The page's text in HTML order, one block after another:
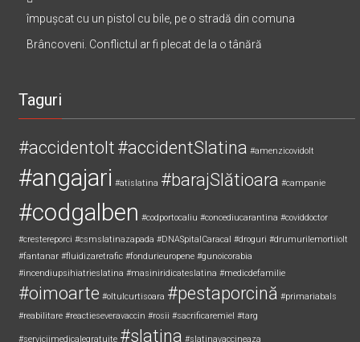
împușcat cu un pistol cu bile, pe o stradă din comuna
Brâncoveni. Conflictul ar fi plecat de la o tânără
Taguri
#accidentolt #accidentSlatina #amenzicovidolt
#angajari #atislatina #barajSlătioara #campanie
#codgalben #codportocaliu #concediucarantina #coviddoctor
#crestereporci #csmslatinazapada #DNASpitalCaracal #droguri #drumurilemortiiolt
#fantanar #fluidizaretrafic #fondurieuropene #gunoicorabia
#incendiupsihiatrieslatina #masiniridicateslatina #medicdefamilie
#oimoarte #oltulcurtisoara #pestaporcină #primariabals
#reabilitare #reactieseveravaccin #rosii #sacrificaremiel #targ
#serviciimedicalegratuite #slatina #slatinavaccineaza